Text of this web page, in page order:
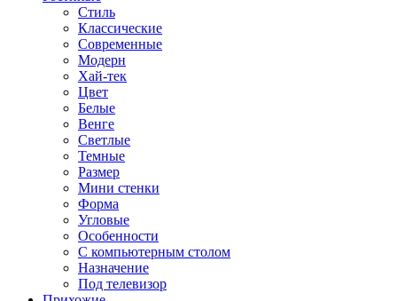
Стиль
Классические
Современные
Модерн
Хай-тек
Цвет
Белые
Венге
Светлые
Темные
Размер
Мини стенки
Форма
Угловые
Особенности
С компьютерным столом
Назначение
Под телевизор